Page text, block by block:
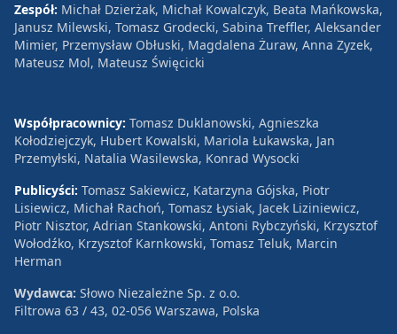
Zespół: Michał Dzierżak, Michał Kowalczyk, Beata Mańkowska,
Janusz Milewski, Tomasz Grodecki, Sabina Treffler, Aleksander
Mimier, Przemysław Obłuski, Magdalena Żuraw, Anna Zyzek,
Mateusz Mol, Mateusz Święcicki
Współpracownicy: Tomasz Duklanowski, Agnieszka
Kołodziejczyk, Hubert Kowalski, Mariola Łukawska, Jan
Przemyłski, Natalia Wasilewska, Konrad Wysocki
Publicyści: Tomasz Sakiewicz, Katarzyna Gójska, Piotr
Lisiewicz, Michał Rachoń, Tomasz Łysiak, Jacek Liziniewicz,
Piotr Nisztor, Adrian Stankowski, Antoni Rybczyński, Krzysztof
Wołodźko, Krzysztof Karnkowski, Tomasz Teluk, Marcin
Herman
Wydawca: Słowo Niezależne Sp. z o.o.
Filtrowa 63 / 43, 02-056 Warszawa, Polska